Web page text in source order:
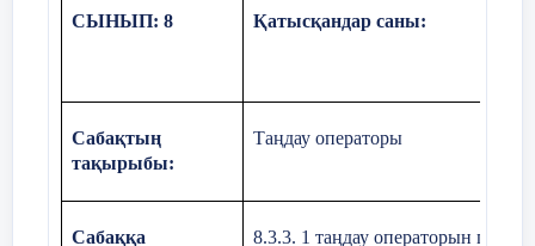
СЫНЫП: 8 Қатысқандар саны:
Сабақтың
тақырыбы:
Таңдау операторы
Сабаққа
8.3.3. 1 таңдау операторын